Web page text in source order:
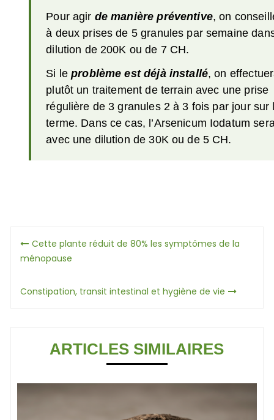
Pour agir de manière préventive, on
à deux prises de 5 granules par semaine
dilution de 200K ou de 7 CH.
Si leproblème est déjà installé, on
plutôt un traitement de terrain avec une prise
régulière de 3 granules 2 à 3 fois par jour sur
terme. Dans ce cas, l’Arsenicum Iodatum
avec une dilution de 30K ou de 5 CH.
Navigation
de
l’article
Cette plante réduit de 80% les symptômes de la
ménopause
Constipation, transit intestinal et hygiène de vie
ARTICLES SIMILAIRES